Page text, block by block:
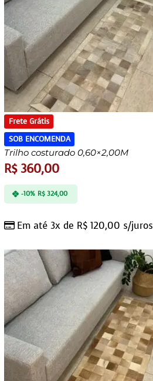
Frete Grátis
SOB ENCOMENDA
Trilho costurado 0,60×2,00M
R$360,00
Em até 3x de R$ 120,00 s/juros
-10% R$324,00